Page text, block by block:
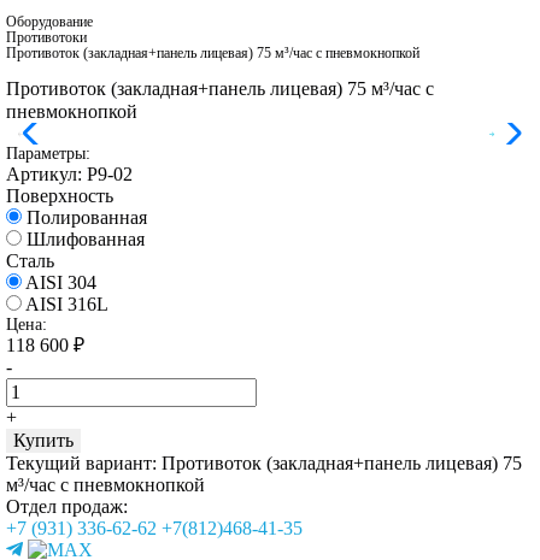
Оборудование
Противотоки
Противоток (закладная+панель лицевая) 75 м³/час с пневмокнопкой
Противоток (закладная+панель лицевая) 75 м³/час с
пневмокнопкой
Параметры:
Артикул: Р9-02
Поверхность
Полированная
Шлифованная
Сталь
AISI 304
AISI 316L
Цена:
118 600 ₽
-
+
Купить
Текущий вариант: Противоток (закладная+панель лицевая) 75
м³/час с пневмокнопкой
Отдел продаж:
+7 (931) 336-62-62 +7(812)468-41-35